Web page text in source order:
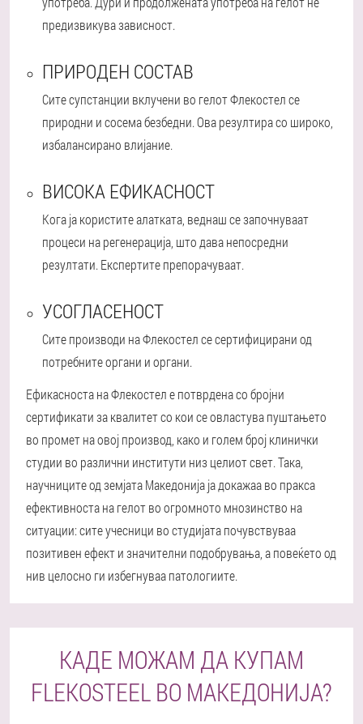
предизвикува зависност.
ПРИРОДЕН СОСТАВ
Сите супстанции вклучени во гелот Флекостел се
природни и сосема безбедни. Ова резултира со широко,
избалансирано влијание.
ВИСОКА ЕФИКАСНОСТ
Кога ја користите алатката, веднаш се започнуваат
процеси на регенерација, што дава непосредни
резултати. Експертите препорачуваат.
УСОГЛАСЕНОСТ
Сите производи на Флекостел се сертифицирани од
потребните органи и органи.
Ефикасноста на Флекостел е потврдена со бројни
сертификати за квалитет со кои се овластува пуштањето
во промет на овој производ, како и голем број клинички
студии во различни институти низ целиот свет. Така,
научниците од земјата Македонија ја докажаа во пракса
ефективноста на гелот во огромното мнозинство на
ситуации: сите учесници во студијата почувствуваа
позитивен ефект и значителни подобрувања, а повеќето од
нив целосно ги избегнуваа патологиите.
КАДЕ МОЖАМ ДА КУПАМ
FLEKOSTEEL ВО МАКЕДОНИЈА?